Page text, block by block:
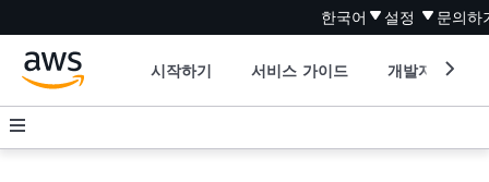
한국어 설정 문의하
시작하기 서비스 가이드 개발자 도구